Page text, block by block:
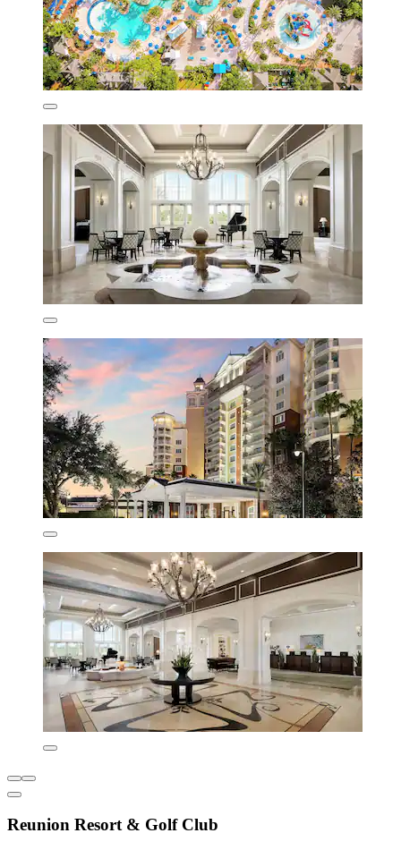
Reunion Resort & Golf Club